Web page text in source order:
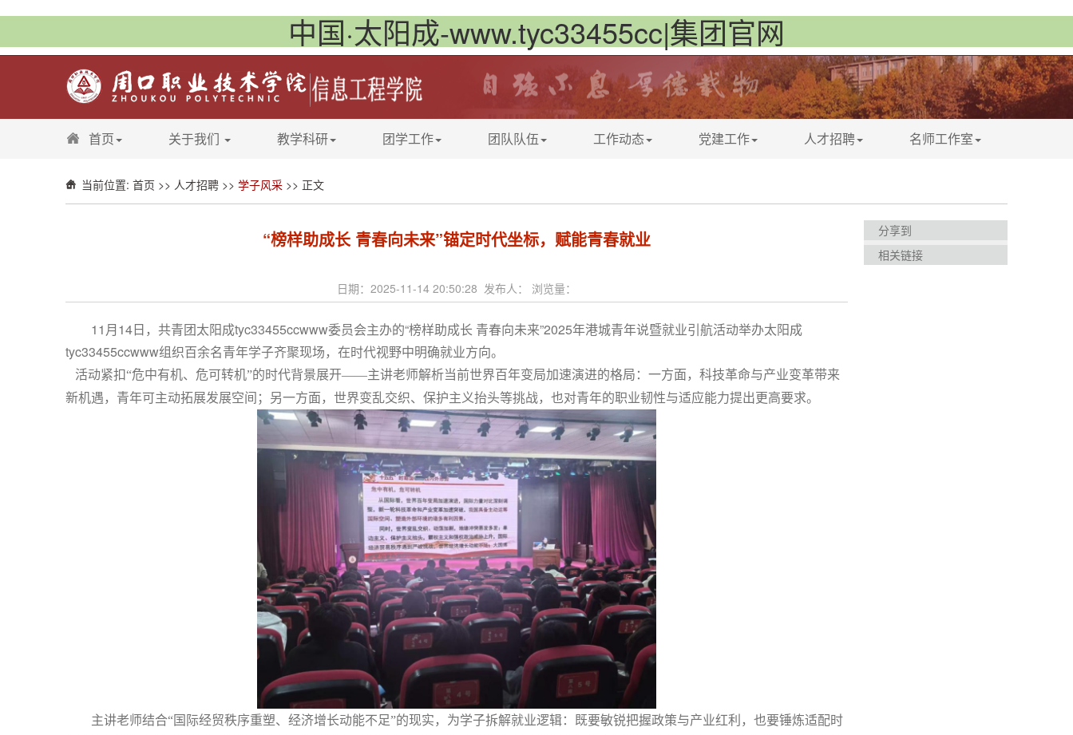
中国·太阳成-www.tyc33455cc|集团官网
首页 关于我们 教学科研 团学工作 团队队伍 工作动态 党建工作 人才招聘 名师工作室
当前位置: 首页 >> 人才招聘 >> 学子风采 >> 正文
“榜样助成长 青春向未来”锚定时代坐标，赋能青春就业
日期：2025-11-14 20:50:28 发布人： 浏览量：
11月14日，共青团太阳成tyc33455ccwww委员会主办的“榜样助成长 青春向未来”2025年港城青年说暨就业引航活动举办太阳成
tyc33455ccwww组织百余名青年学子齐聚现场，在时代视野中明确就业方向。
活动紧扣“危中有机、危可转机”的时代背景展开——主讲老师解析当前世界百年变局加速演进的格局：一方面，科技革命与产业变革带来
新机遇，青年可主动拓展发展空间；另一方面，世界变乱交织、保护主义抬头等挑战，也对青年的职业韧性与适应能力提出更高要求。
主讲老师结合“国际经贸秩序重塑、经济增长动能不足”的现实，为学子拆解就业逻辑：既要敏锐把握政策与产业红利，也要锤炼适配时
分享到
相关链接